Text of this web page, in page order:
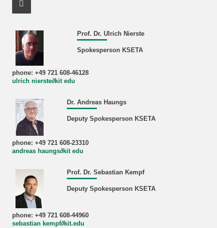
Prof. Dr. Ulrich Nierste
Spokesperson KSETA
phone: +49 721 608-46128
ulrich nierste∂kit edu
Dr. Andreas Haungs
Deputy Spokesperson KSETA
phone: +49 721 608-23310
andreas haungs∂kit edu
Prof. Dr. Sebastian Kempf
Deputy Spokesperson KSETA
phone: +49 721 608-44960
sebastian kempf∂kit.edu
Facebook Profile